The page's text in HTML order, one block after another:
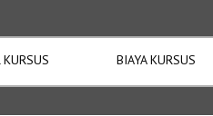
BIAYA KURSUS